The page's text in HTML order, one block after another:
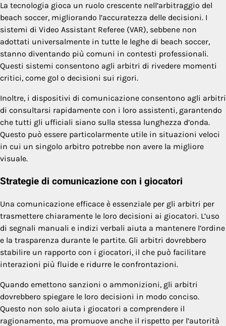
La tecnologia gioca un ruolo crescente nell’arbitraggio del
beach soccer, migliorando l’accuratezza delle decisioni. I
sistemi di Video Assistant Referee (VAR), sebbene non
adottati universalmente in tutte le leghe di beach soccer,
stanno diventando più comuni in contesti professionali.
Questi sistemi consentono agli arbitri di rivedere momenti
critici, come gol o decisioni sui rigori.
Inoltre, i dispositivi di comunicazione consentono agli arbitri
di consultarsi rapidamente con i loro assistenti, garantendo
che tutti gli ufficiali siano sulla stessa lunghezza d’onda.
Questo può essere particolarmente utile in situazioni veloci
in cui un singolo arbitro potrebbe non avere la migliore
visuale.
Strategie di comunicazione con i giocatori
Una comunicazione efficace è essenziale per gli arbitri per
trasmettere chiaramente le loro decisioni ai giocatori. L’uso
di segnali manuali e indizi verbali aiuta a mantenere l’ordine
e la trasparenza durante le partite. Gli arbitri dovrebbero
stabilire un rapporto con i giocatori, il che può facilitare
interazioni più fluide e ridurre le confrontazioni.
Quando emettono sanzioni o ammonizioni, gli arbitri
dovrebbero spiegare le loro decisioni in modo conciso.
Questo non solo aiuta i giocatori a comprendere il
ragionamento, ma promuove anche il rispetto per l’autorità